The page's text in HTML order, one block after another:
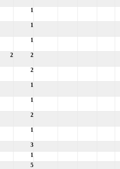
1
1
1
2 2
2
1
1
2
1
3
1
5